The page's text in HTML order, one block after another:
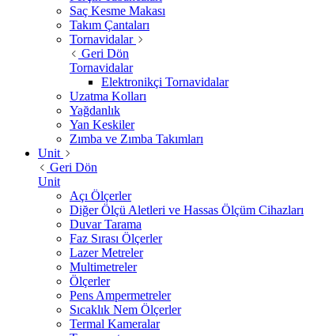
Saç Kesme Makası
Takım Çantaları
Tornavidalar
Geri Dön
Tornavidalar
Elektronikçi Tornavidalar
Uzatma Kolları
Yağdanlık
Yan Keskiler
Zımba ve Zımba Takımları
Unit
Geri Dön
Unit
Açı Ölçerler
Diğer Ölçü Aletleri ve Hassas Ölçüm Cihazları
Duvar Tarama
Faz Sırası Ölçerler
Lazer Metreler
Multimetreler
Ölçerler
Pens Ampermetreler
Sıcaklık Nem Ölçerler
Termal Kameralar